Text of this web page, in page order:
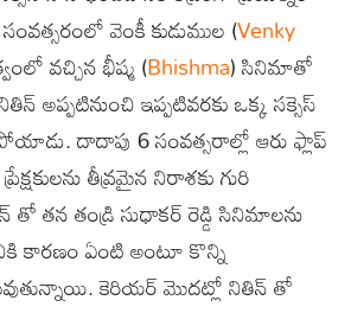
సంవత్సరంలో వెంకీ కుడుముల (Venky
వచ్చిన భీష్మ (Bhishma) సినిమాతో
అప్పటినుంచి ఇప్పటివరకు ఒక్క సక్సెస్
దాదాపు 6 సంవత్సరాల్లో ఆరు ఫ్లాప్
తీవ్రమైన నిరాశకు గురి
తో తన తండ్రి సుధాకర్ రెడ్డి సినిమాలను
కారణం ఏంటి అంటూ కొన్ని
కెరియర్ మొదట్లో నితిన్ తో